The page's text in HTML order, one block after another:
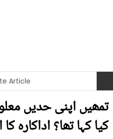
تمھیں اپنی حدیں
کیا کہا تھا؟ اداکارہ